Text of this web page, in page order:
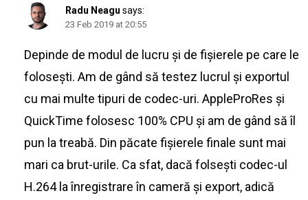
Radu Neagu says:
23 Feb 2019 at 20:55
Depinde de modul de lucru și de fișierele pe care le
folosești. Am de gând să testez lucrul și exportul
cu mai multe tipuri de codec-uri. AppleProRes și
QuickTime folosesc 100% CPU și am de gând să îl
pun la treabă. Din păcate fișierele finale sunt mai
mari ca brut-urile. Ca sfat, dacă folsești codec-ul
H.264 la înregistrare în cameră și export, adică